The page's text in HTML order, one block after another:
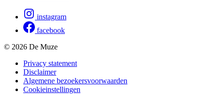
instagram
facebook
© 2026 De Muze
Privacy statement
Disclaimer
Algemene bezoekersvoorwaarden
Cookieinstellingen